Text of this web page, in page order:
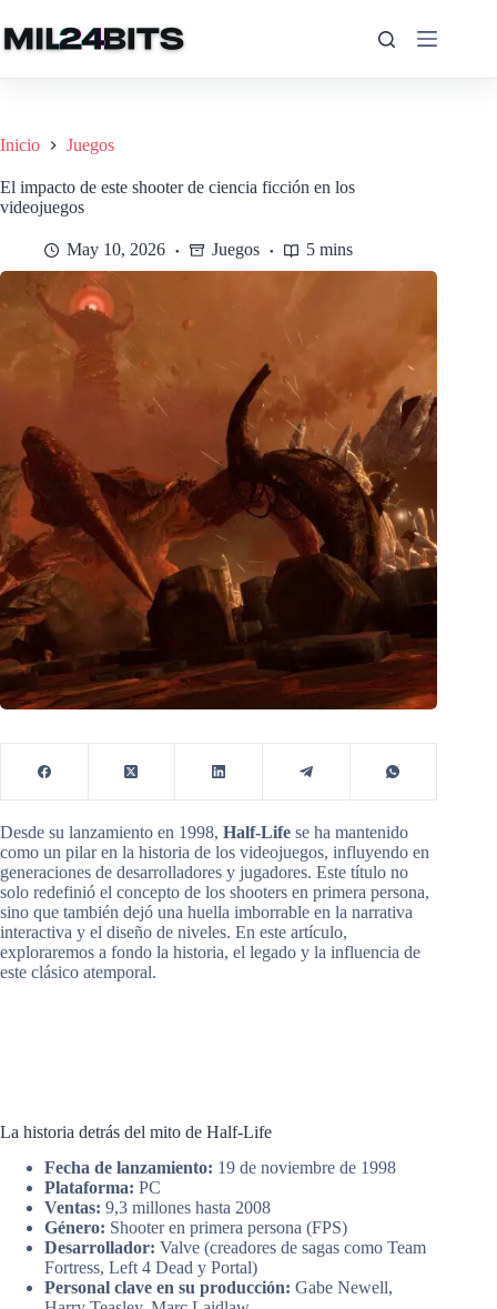
al
contenido
Inicio Juegos
El impacto de este shooter de ciencia ficción en los
videojuegos
May 10, 2026 Juegos 5 mins
Desde su lanzamiento en 1998, Half-Life se ha mantenido
como un pilar en la historia de los videojuegos, influyendo en
generaciones de desarrolladores y jugadores. Este título no
solo redefinió el concepto de los shooters en primera persona,
sino que también dejó una huella imborrable en la narrativa
interactiva y el diseño de niveles. En este artículo,
exploraremos a fondo la historia, el legado y la influencia de
este clásico atemporal.
La historia detrás del mito de Half-Life
Fecha de lanzamiento: 19 de noviembre de 1998
Plataforma: PC
Ventas: 9,3 millones hasta 2008
Género: Shooter en primera persona (FPS)
Desarrollador: Valve (creadores de sagas como Team
Fortress, Left 4 Dead y Portal)
Personal clave en su producción: Gabe Newell,